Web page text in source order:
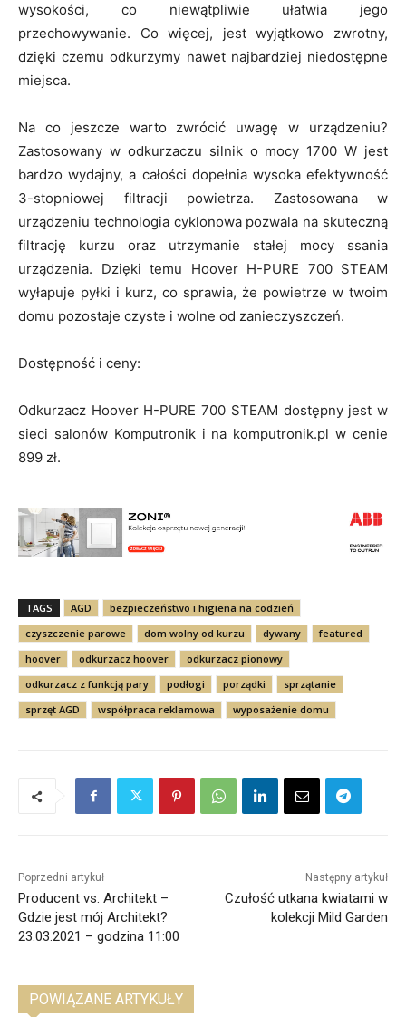
wysokości, co niewątpliwie ułatwia jego
przechowywanie. Co więcej, jest wyjątkowo zwrotny,
dzięki czemu odkurzymy nawet najbardziej niedostępne
miejsca.
Na co jeszcze warto zwrócić uwagę w urządzeniu?
Zastosowany w odkurzaczu silnik o mocy 1700 W jest
bardzo wydajny, a całości dopełnia wysoka efektywność
3-stopniowej filtracji powietrza. Zastosowana w
urządzeniu technologia cyklonowa pozwala na skuteczną
filtrację kurzu oraz utrzymanie stałej mocy ssania
urządzenia. Dzięki temu Hoover H-PURE 700 STEAM
wyłapuje pyłki i kurz, co sprawia, że powietrze w twoim
domu pozostaje czyste i wolne od zanieczyszczeń.
Dostępność i ceny:
Odkurzacz Hoover H-PURE 700 STEAM dostępny jest w
sieci salonów Komputronik i na komputronik.pl w cenie
899 zł.
TAGS AGD
bezpieczeństwo i higiena na codzień
czyszczenie parowe
dom wolny od kurzu dywany
featured
hoover
odkurzacz hoover
odkurzacz pionowy
odkurzacz z funkcją pary
podłogi porządki
sprzątanie
sprzęt AGD
współpraca reklamowa wyposażenie domu
Poprzedni artykuł
Producent vs. Architekt –
Gdzie jest mój Architekt?
23.03.2021 – godzina 11:00
Następny artykuł
Czułość utkana kwiatami w
kolekcji Mild Garden
POWIĄZANE ARTYKUŁY